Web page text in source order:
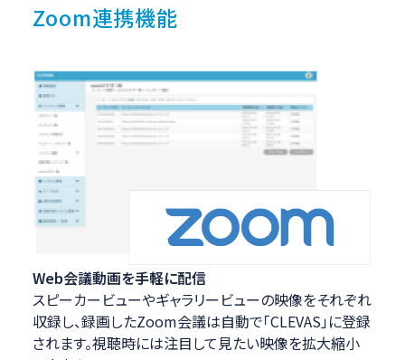
Zoom連携機能
Web会議動画を手軽に配信
スピーカービューやギャラリービューの映像をそれぞれ
収録し、録画したZoom会議は自動で「CLEVAS」に登録
されます。視聴時には注目して見たい映像を拡大縮小